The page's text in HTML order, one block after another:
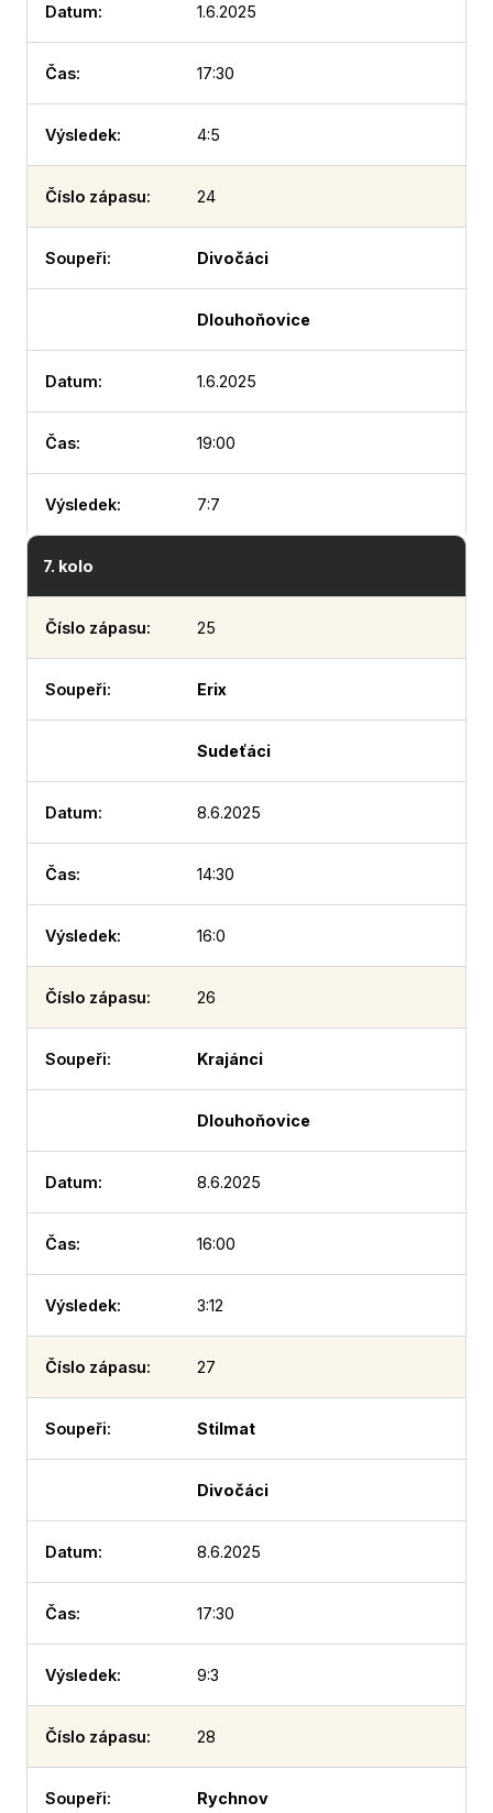
1.6.2025
17:30
4:5
24
Divočáci
Dlouhoňovice
1.6.2025
19:00
7:7
7. kolo
25
Erix
Sudeťáci
8.6.2025
14:30
16:0
26
Krajánci
Dlouhoňovice
8.6.2025
16:00
3:12
27
Stilmat
Divočáci
8.6.2025
17:30
9:3
28
Rychnov